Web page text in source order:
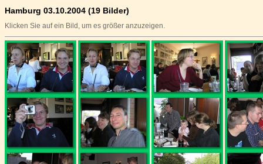
Hamburg 03.10.2004 (19 Bilder)
Klicken Sie auf ein Bild, um es größer anzuzeigen.